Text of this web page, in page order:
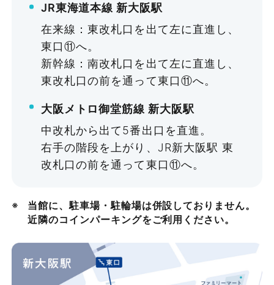
Hタイプ
199㎡
¥138,600〜
詳細を見る
JR東海道本線 新大阪駅
在来線：東改札口を出て左に直進し、
東口⑪へ。
新幹線：南改札口を出て左に直進し、
東改札口の前を通って東口⑪へ。
大阪メトロ御堂筋線 新大阪駅
中改札から出て5番出口を直進。
右手の階段を上がり、JR新大阪駅 東
改札口の前を通って東口⑪へ。
当館に、駐車場・駐輪場は併設しておりません。
近隣のコインパーキングをご利用ください。